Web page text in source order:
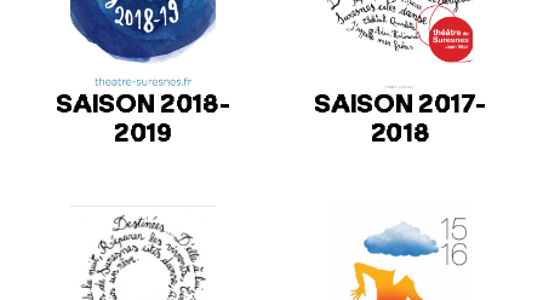
SAISON 2018-
2019
SAISON 2017-
2018